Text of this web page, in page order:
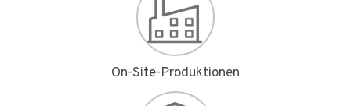
On-Site-Produktionen